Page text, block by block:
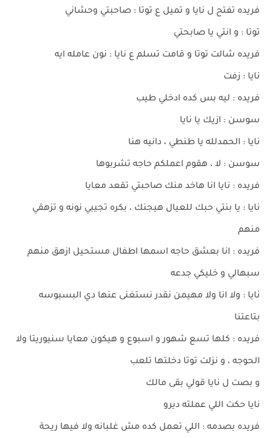
فريده تفتح ل نايا و تميل ع توتا : صاحبتي وحشاني
توتا : و انتي يا صابحتي
فريده شالت توتا و قامت تسلم ع نايا : نون عامله ايه
نايا : زفت
فريده : ليه بس كده ادخلي طيب
سوسن : ازيك يا نايا
نايا : الحمدلله يا طنطي ، دانيه هنا
سوسن : لا ، هقوم اعملكم حاجه تشربوها
فريده : نايا انا هاخد منك صاحبتي تقعد معايا
نايا : يا بنتي حبك للعيال هيجنك ، بكره تجيبي نونه و تزهقي
منهم
فريده : انا بعشق حاجه اسمها اطفال مستحيل ازهق منهم
سبهالي و خليكي جدعه
نايا : ولا انا ولا مهيمن نقدر نستغنى عنها دي البسبوسه
بتاعتنا
فريده : كلها تسع شهور و اسبوع و هيكون معايا سنيوريتا ولا
الحوجه ، و نزلت توتا دخلتها تلعب
و بصت ل نايا قولي بقى مالك
نايا حكت اللي عملته ديرو
فريده بصدمه : اللي تعمل كده مش غلبانه ولا فيها ريحة